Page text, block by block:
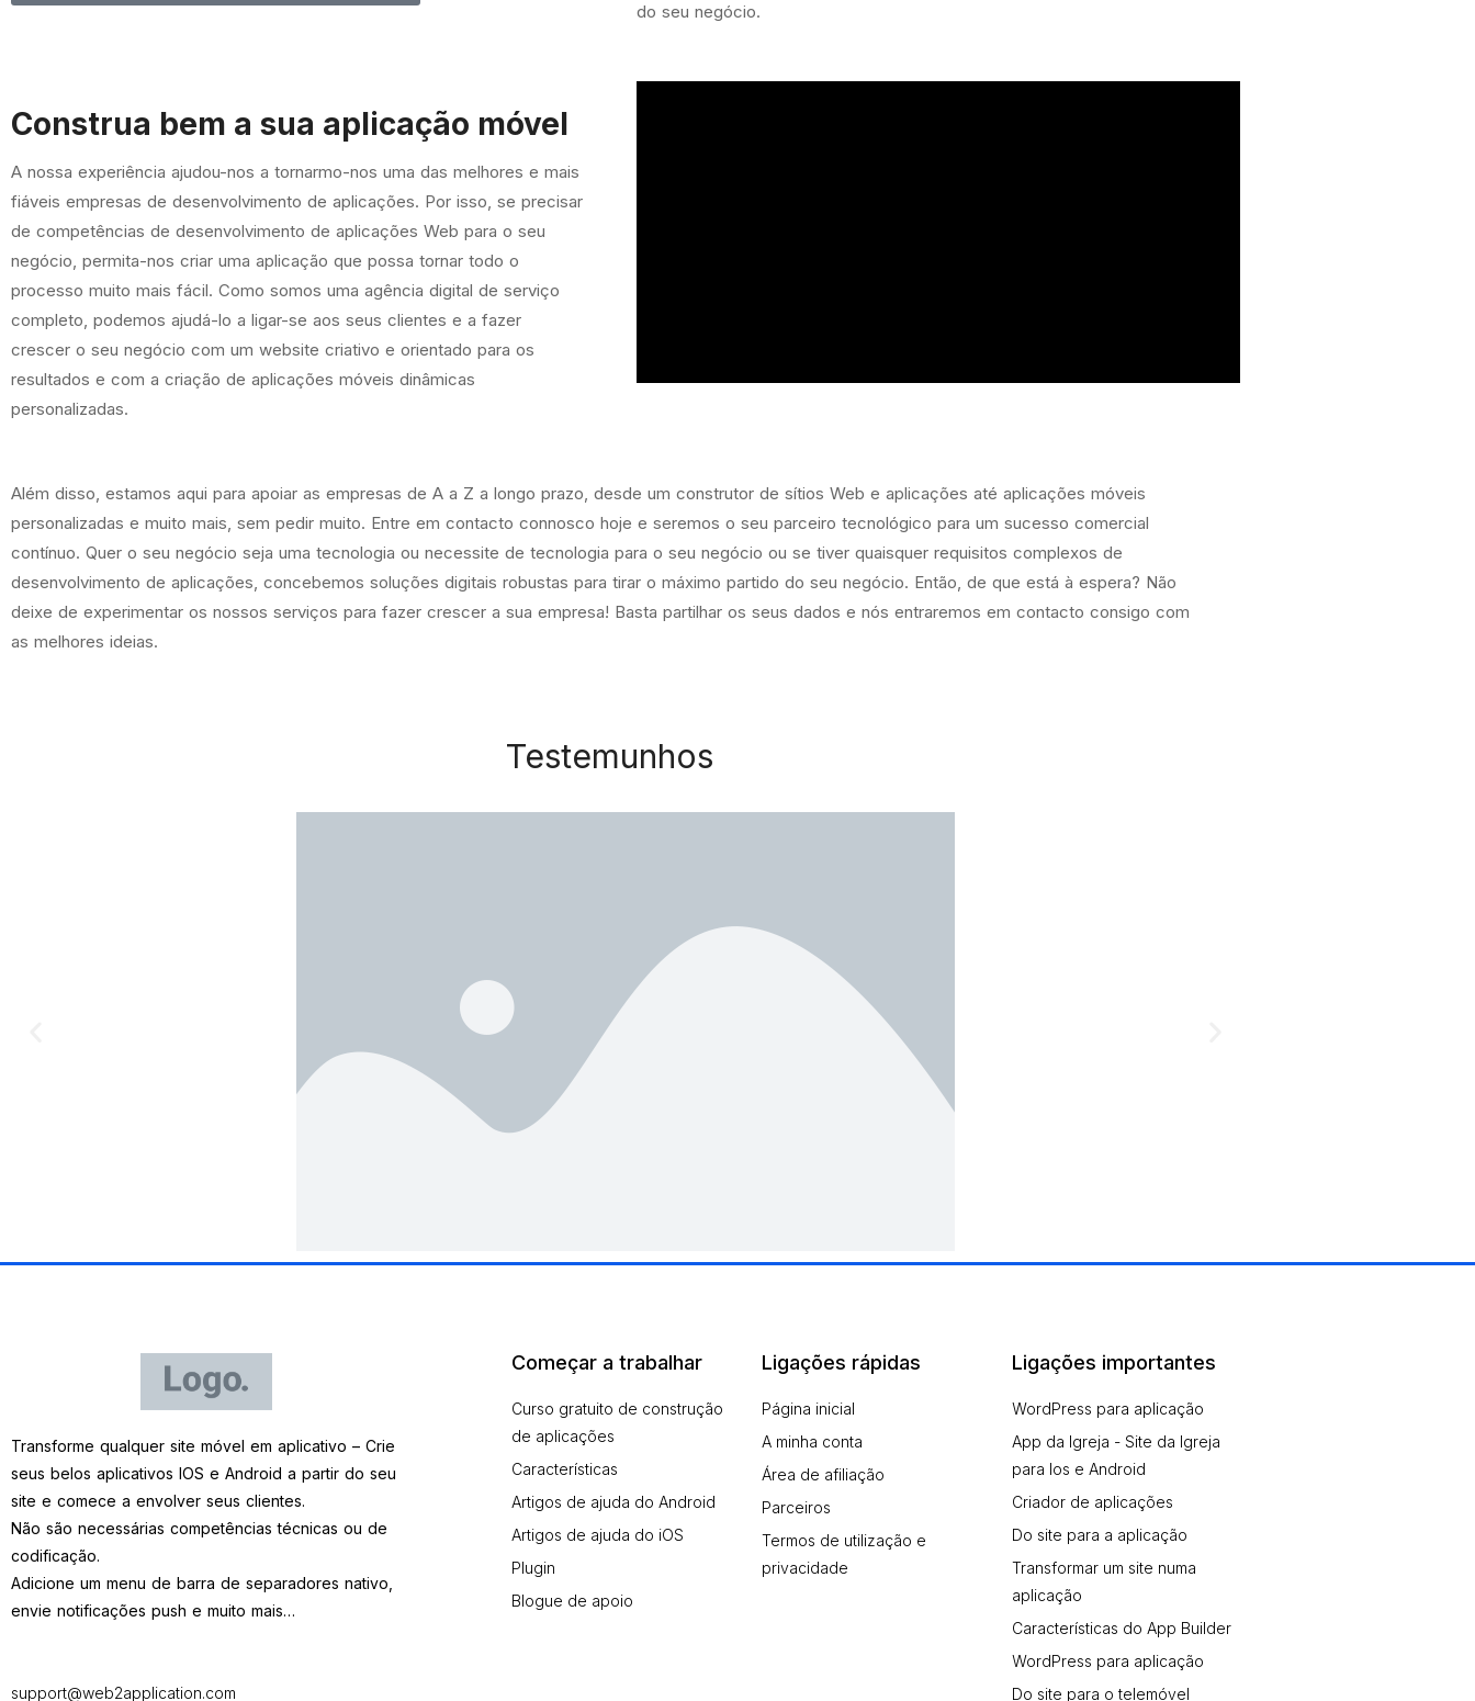
do seu negócio.
Construa bem a sua aplicação móvel
A nossa experiência ajudou-nos a tornarmo-nos uma das melhores e mais
fiáveis empresas de desenvolvimento de aplicações. Por isso, se precisar
de competências de desenvolvimento de aplicações Web para o seu
negócio, permita-nos criar uma aplicação que possa tornar todo o
processo muito mais fácil. Como somos uma agência digital de serviço
completo, podemos ajudá-lo a ligar-se aos seus clientes e a fazer
crescer o seu negócio com um website criativo e orientado para os
resultados e com a criação de aplicações móveis dinâmicas
personalizadas.
Além disso, estamos aqui para apoiar as empresas de A a Z a longo prazo, desde um construtor de sítios Web e aplicações até aplicações móveis
personalizadas e muito mais, sem pedir muito. Entre em contacto connosco hoje e seremos o seu parceiro tecnológico para um sucesso comercial
contínuo. Quer o seu negócio seja uma tecnologia ou necessite de tecnologia para o seu negócio ou se tiver quaisquer requisitos complexos de
desenvolvimento de aplicações, concebemos soluções digitais robustas para tirar o máximo partido do seu negócio. Então, de que está à espera? Não
deixe de experimentar os nossos serviços para fazer crescer a sua empresa! Basta partilhar os seus dados e nós entraremos em contacto consigo com
as melhores ideias.
Testemunhos
Transforme qualquer site móvel em aplicativo – Crie
seus belos aplicativos IOS e Android a partir do seu
site e comece a envolver seus clientes.
Não são necessárias competências técnicas ou de
codificação.
Adicione um menu de barra de separadores nativo,
envie notificações push e muito mais…
support@web2application.com
Começar a trabalhar
Curso gratuito de construção
de aplicações
Características
Artigos de ajuda do Android
Artigos de ajuda do iOS
Plugin
Blogue de apoio
Ligações rápidas
Página inicial
A minha conta
Área de afiliação
Parceiros
Termos de utilização e
privacidade
Ligações importantes
WordPress para aplicação
App da Igreja - Site da Igreja
para Ios e Android
Criador de aplicações
Do site para a aplicação
Transformar um site numa
aplicação
Características do App Builder
WordPress para aplicação
Do site para o telemóvel